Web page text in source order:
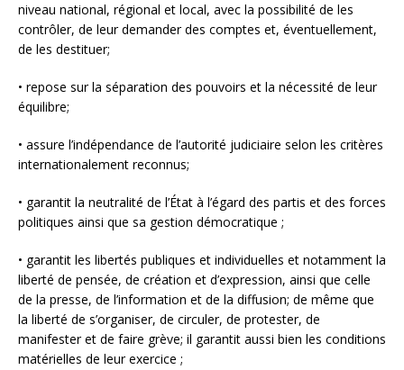
niveau national, régional et local, avec la possibilité de les
contrôler, de leur demander des comptes et, éventuellement,
de les destituer;
• repose sur la séparation des pouvoirs et la nécessité de leur
équilibre;
• assure l’indépendance de l’autorité judiciaire selon les critères
internationalement reconnus;
• garantit la neutralité de l’État à l’égard des partis et des forces
politiques ainsi que sa gestion démocratique ;
• garantit les libertés publiques et individuelles et notamment la
liberté de pensée, de création et d’expression, ainsi que celle
de la presse, de l’information et de la diffusion; de même que
la liberté de s’organiser, de circuler, de protester, de
manifester et de faire grève; il garantit aussi bien les conditions
matérielles de leur exercice ;